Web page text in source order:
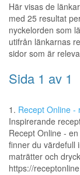
Här visas de
med 25 resultat
nyckelorden som
utifrån länkarnas
sidor som är
Sida 1 av 1
1. Recept Online -
Inspirerande
Recept Online -
finner du värdefull
maträtter och
https://